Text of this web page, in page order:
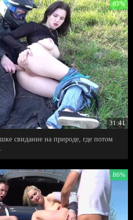
31:41
87%
свидание на природе, где потом
86%